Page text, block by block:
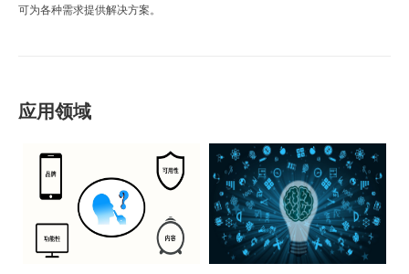
可为各种需求提供解决方案。
应用领域